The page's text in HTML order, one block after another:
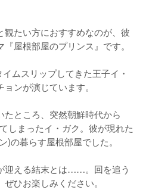
たい方におすすめなのが、彼
屋根部屋のプリンス』です。
ムスリップしてきた王子イ・
ンが演じています。
ところ、突然朝鮮時代から
しまったイ・ガク。彼が現れた
の暮らす屋根部屋でした。
迎える結末とは……。回を追う
ひお楽しみください。